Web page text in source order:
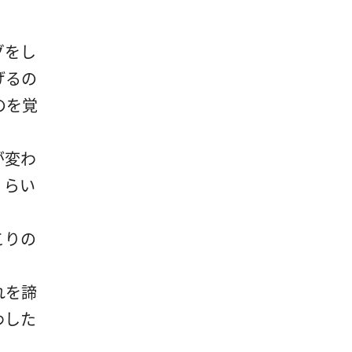
し
るの
を覚
わ
い
の
を諦
た